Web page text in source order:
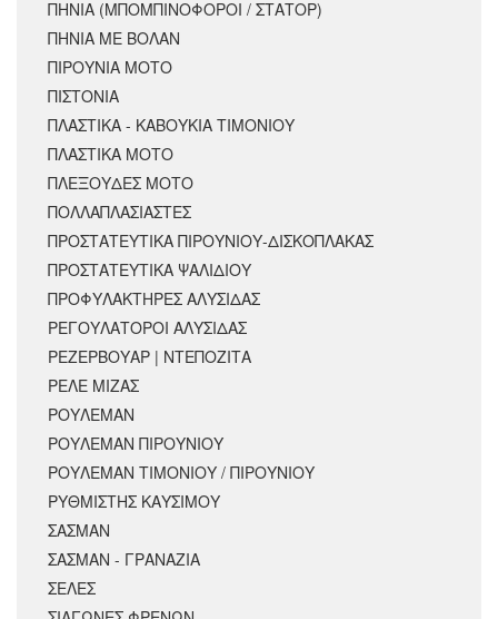
ΠΗΝΙΑ (ΜΠΟΜΠΙΝΟΦΟΡΟΙ / ΣΤΑΤΟΡ)
ΠΗΝΙΑ ΜΕ ΒΟΛΑΝ
ΠΙΡΟΥΝΙΑ ΜΟΤΟ
ΠΙΣΤΟΝΙΑ
ΠΛΑΣΤΙΚΑ - ΚΑΒΟΥΚΙΑ ΤΙΜΟΝΙΟΥ
ΠΛΑΣΤΙΚΑ ΜΟΤΟ
ΠΛΕΞΟΥΔΕΣ ΜΟΤΟ
ΠΟΛΛΑΠΛΑΣΙΑΣΤΕΣ
ΠΡΟΣΤΑΤΕΥΤΙΚΑ ΠΙΡΟΥΝΙΟΥ-ΔΙΣΚΟΠΛΑΚΑΣ
ΠΡΟΣΤΑΤΕΥΤΙΚΑ ΨΑΛΙΔΙΟΥ
ΠΡΟΦΥΛΑΚΤΗΡΕΣ ΑΛΥΣΙΔΑΣ
ΡΕΓΟΥΛΑΤΟΡΟΙ ΑΛΥΣΙΔΑΣ
ΡΕΖΕΡΒΟΥΑΡ | ΝΤΕΠΟΖΙΤΑ
ΡΕΛΕ ΜΙΖΑΣ
ΡΟΥΛΕΜΑΝ
ΡΟΥΛΕΜΑΝ ΠΙΡΟΥΝΙΟΥ
ΡΟΥΛΕΜΑΝ ΤΙΜΟΝΙΟΥ / ΠΙΡΟΥΝΙΟΥ
ΡΥΘΜΙΣΤΗΣ ΚΑΥΣΙΜΟΥ
ΣΑΣΜΑΝ
ΣΑΣΜΑΝ - ΓΡΑΝΑΖΙΑ
ΣΕΛΕΣ